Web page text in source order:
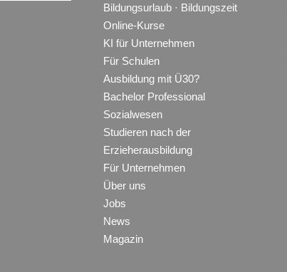
Bildungsurlaub · Bildungszeit
Online-Kurse
KI für Unternehmen
Für Schulen
Ausbildung mit Ü30?
Bachelor Professional
Sozialwesen
Studieren nach der
Erzieherausbildung
Für Unternehmen
Über uns
Jobs
News
Magazin